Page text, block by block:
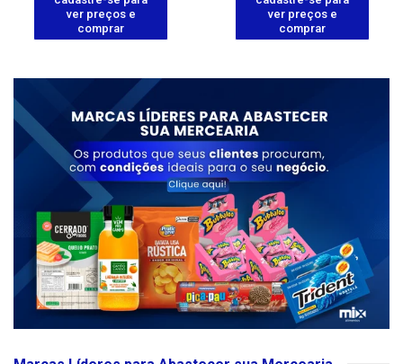
ver preços e
comprar
ver preços e
comprar